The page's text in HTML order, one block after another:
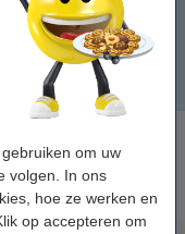
om uw
volgen. In ons
hoe ze werken en
op accepteren om